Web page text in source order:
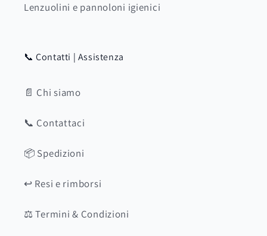
Lenzuolini e pannoloni igienici
📞 Contatti | Assistenza
📄 Chi siamo
📞 Contattaci
📦 Spedizioni
↩️ Resi e rimborsi
⚖️ Termini & Condizioni